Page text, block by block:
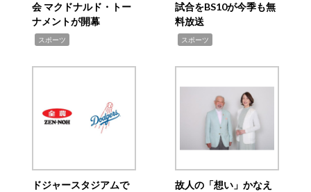
会 マクドナルド・トー
ナメントが開幕
スポーツ
試合をBS10が今季も無
料放送
スポーツ
ドジャースタジアムで
故人の「想い」かなえ